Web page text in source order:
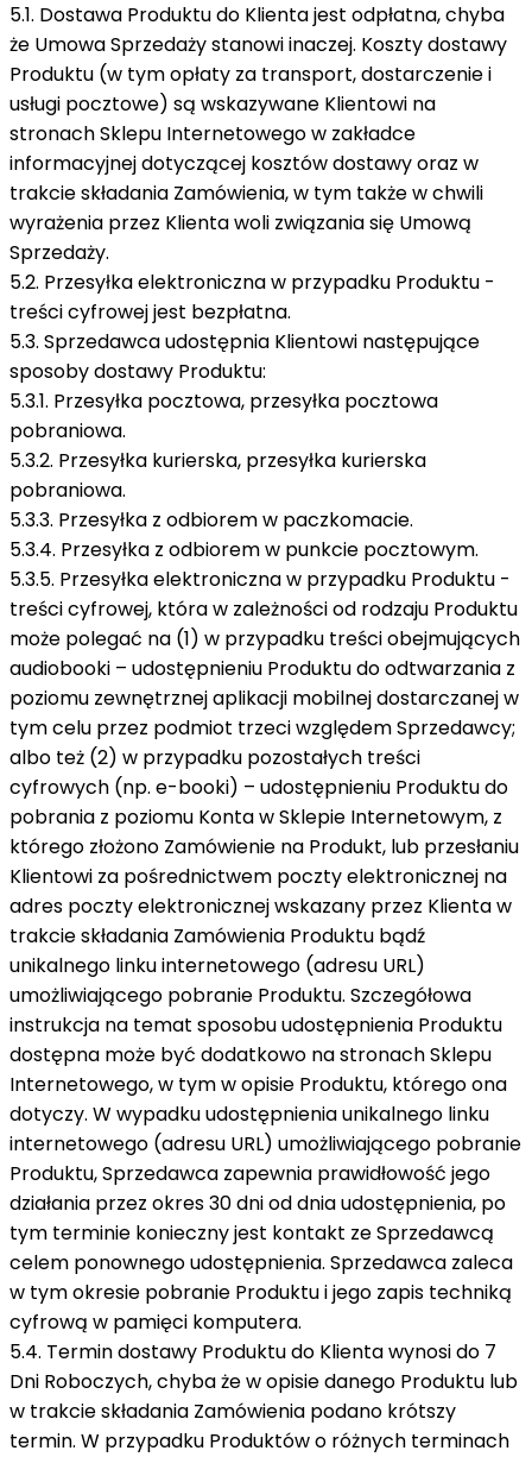
5.1. Dostawa Produktu do Klienta jest odpłatna, chyba
że Umowa Sprzedaży stanowi inaczej. Koszty dostawy
Produktu (w tym opłaty za transport, dostarczenie i
usługi pocztowe) są wskazywane Klientowi na
stronach Sklepu Internetowego w zakładce
informacyjnej dotyczącej kosztów dostawy oraz w
trakcie składania Zamówienia, w tym także w chwili
wyrażenia przez Klienta woli związania się Umową
Sprzedaży.
5.2. Przesyłka elektroniczna w przypadku Produktu -
treści cyfrowej jest bezpłatna.
5.3. Sprzedawca udostępnia Klientowi następujące
sposoby dostawy Produktu:
5.3.1. Przesyłka pocztowa, przesyłka pocztowa
pobraniowa.
5.3.2. Przesyłka kurierska, przesyłka kurierska
pobraniowa.
5.3.3. Przesyłka z odbiorem w paczkomacie.
5.3.4. Przesyłka z odbiorem w punkcie pocztowym.
5.3.5. Przesyłka elektroniczna w przypadku Produktu -
treści cyfrowej, która w zależności od rodzaju Produktu
może polegać na (1) w przypadku treści obejmujących
audiobooki – udostępnieniu Produktu do odtwarzania z
poziomu zewnętrznej aplikacji mobilnej dostarczanej w
tym celu przez podmiot trzeci względem Sprzedawcy;
albo też (2) w przypadku pozostałych treści
cyfrowych (np. e-booki) – udostępnieniu Produktu do
pobrania z poziomu Konta w Sklepie Internetowym, z
którego złożono Zamówienie na Produkt, lub przesłaniu
Klientowi za pośrednictwem poczty elektronicznej na
adres poczty elektronicznej wskazany przez Klienta w
trakcie składania Zamówienia Produktu bądź
unikalnego linku internetowego (adresu URL)
umożliwiającego pobranie Produktu. Szczegółowa
instrukcja na temat sposobu udostępnienia Produktu
dostępna może być dodatkowo na stronach Sklepu
Internetowego, w tym w opisie Produktu, którego ona
dotyczy. W wypadku udostępnienia unikalnego linku
internetowego (adresu URL) umożliwiającego pobranie
Produktu, Sprzedawca zapewnia prawidłowość jego
działania przez okres 30 dni od dnia udostępnienia, po
tym terminie konieczny jest kontakt ze Sprzedawcą
celem ponownego udostępnienia. Sprzedawca zaleca
w tym okresie pobranie Produktu i jego zapis techniką
cyfrową w pamięci komputera.
5.4. Termin dostawy Produktu do Klienta wynosi do 7
Dni Roboczych, chyba że w opisie danego Produktu lub
w trakcie składania Zamówienia podano krótszy
termin. W przypadku Produktów o różnych terminach